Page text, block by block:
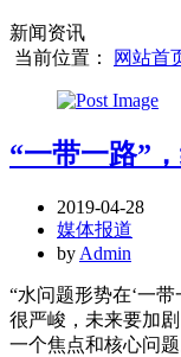
新闻资讯
当前位置：
网站首
“一带一路”
2019-04-28
媒体报道
by Admin
“水问题形势在‘一
很严峻，未来要加
一个焦点和核心问